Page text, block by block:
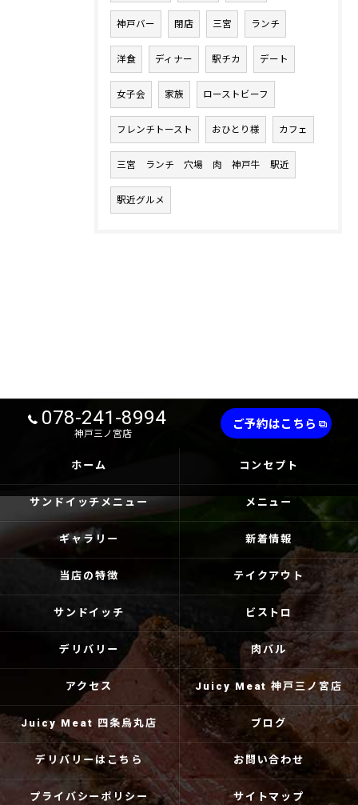
神戸バー 閉店 三宮 ランチ
洋食 ディナー 駅チカ デート
女子会 家族 ローストビーフ
フレンチトースト おひとり様 カフェ
三宮 ランチ 穴場 肉 神戸牛 駅近
駅近グルメ
078-241-8994
神戸三ノ宮店
ご予約はこちら
ホーム コンセプト
サンドイッチメニュー メニュー
ギャラリー 新着情報
当店の特徴 テイクアウト
サンドイッチ ビストロ
デリバリー 肉バル
アクセス Juicy Meat 神戸三ノ宮店
Juicy Meat 四条烏丸店 ブログ
デリバリーはこちら お問い合わせ
プライバシーポリシー サイトマップ